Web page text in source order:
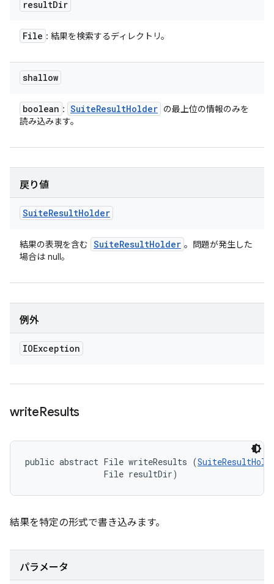
resultDir
File : 結果を検索するディレクトリ。
shallow
boolean : SuiteResultHolder の最上位の情報のみを
読み込みます。
戻り値
SuiteResultHolder
結果の表現を含む SuiteResultHolder 。問題が発生した
場合は null。
例外
IOException
writeResults
public abstract File writeResults (
                File resultDir)
結果を特定の形式で書き込みます。
パラメータ